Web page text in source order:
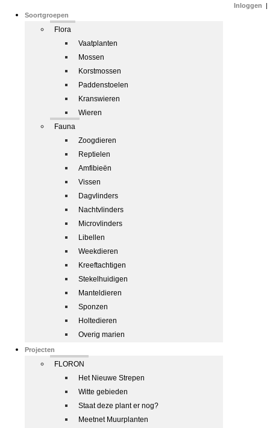
Soortgroepen
Flora
Vaatplanten
Mossen
Korstmossen
Paddenstoelen
Kranswieren
Wieren
Fauna
Zoogdieren
Reptielen
Amfibieën
Vissen
Dagvlinders
Nachtvlinders
Microvlinders
Libellen
Weekdieren
Kreeftachtigen
Stekelhuidigen
Manteldieren
Sponzen
Holtedieren
Overig marien
Projecten
FLORON
Het Nieuwe Strepen
Witte gebieden
Staat deze plant er nog?
Meetnet Muurplanten
Inloggen |